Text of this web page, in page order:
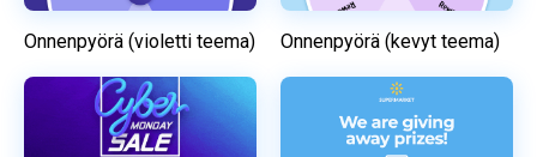
Onnenpyörä (violetti teema) Onnenpyörä (kevyt teema)